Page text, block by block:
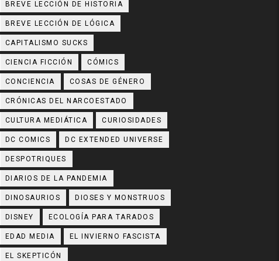
BREVE LECCIÓN DE HISTORIA
BREVE LECCIÓN DE LÓGICA
CAPITALISMO SUCKS
CIENCIA FICCIÓN CÓMICS
CONCIENCIA COSAS DE GÉNERO
CRÓNICAS DEL NARCOESTADO
CULTURA MEDIÁTICA CURIOSIDADES
DC COMICS DC EXTENDED UNIVERSE
DESPOTRIQUES
DIARIOS DE LA PANDEMIA
DINOSAURIOS DIOSES Y MONSTRUOS
DISNEY ECOLOGÍA PARA TARADOS
EDAD MEDIA EL INVIERNO FASCISTA
EL SKEPTICÓN